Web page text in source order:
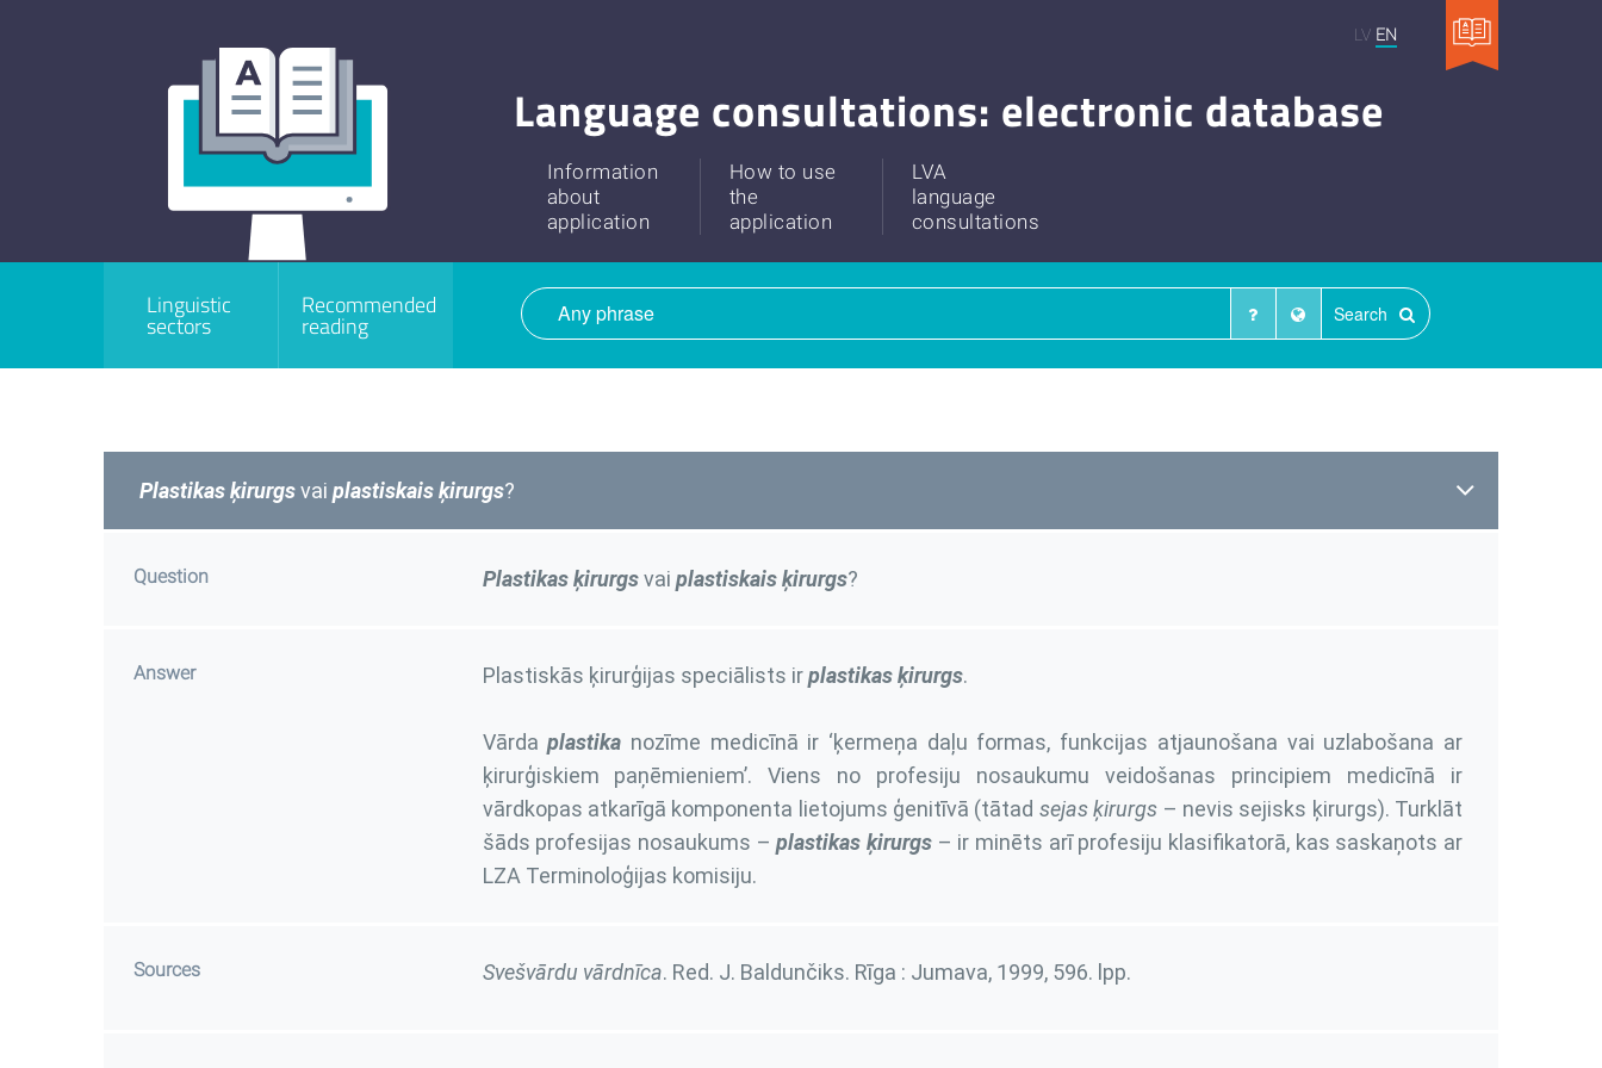
LV EN
Language consultations: electronic database
Information
about
application
How to use
the
application
LVA
language
consultations
Linguistic
sectors
Recommended
reading Search
Plastikasķirurgsvai plastiskaisķirurgs?
Question Plastikas ķirurgsvai plastiskais ķirurgs?
Answer Plastiskās ķirurģijas speciālists irplastikas ķirurgs.
Vārdaplastika nozīme medicīnā ir ‘ķermeņa daļu formas, funkcijas atjaunošana vai uzlabošana ar
ķirurģiskiem paņēmieniem’. Viens no profesiju nosaukumu veidošanas principiem medicīnā ir
vārdkopas atkarīgā komponenta lietojums ģenitīvā (tātad sejas ķirurgs – nevis sejisks ķirurgs). Turklāt
šāds profesijas nosaukums –plastikas ķirurgs– ir minēts arī profesiju klasifikatorā, kas saskaņots ar
LZA Terminoloģijas komisiju.
Sources Svešvārdu vārdnīca. Red. J. Baldunčiks. Rīga : Jumava, 1999, 596. lpp.